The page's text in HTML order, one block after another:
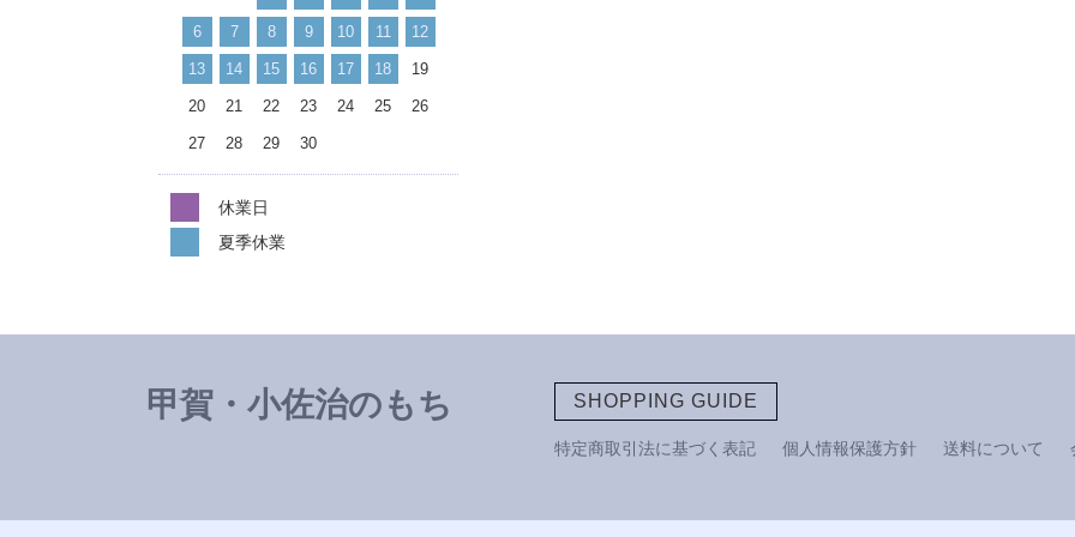
6 7 8 9 10 11 12
13 14 15 16 17 18 19
20 21 22 23 24 25 26
27 28 29 30
休業日
夏季休業
SHOPPING GUIDE
特定商取引法に基づく表記 個人情報保護方針 送料について
甲賀・小佐治のもち